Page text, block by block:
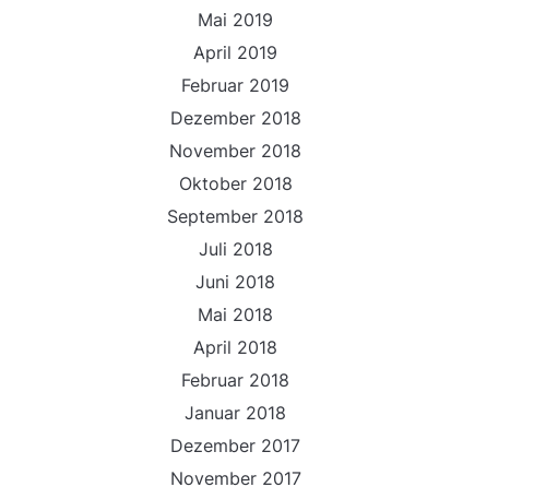
Mai 2019
April 2019
Februar 2019
Dezember 2018
November 2018
Oktober 2018
September 2018
Juli 2018
Juni 2018
Mai 2018
April 2018
Februar 2018
Januar 2018
Dezember 2017
November 2017